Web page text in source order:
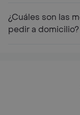
¿Cuáles son las
pedir a domicilio?